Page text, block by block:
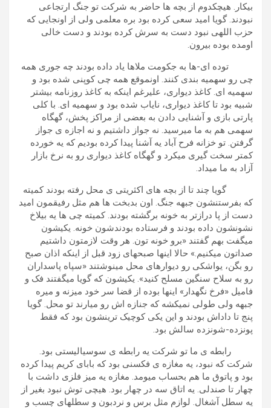
بیکار. هیچکدوم از بچه ها حاضر به شرکت تو جنگ ارتجاعی
نبودند. گویا امید سعی کرده بود بره معلمی ولی از اونجایی که
حزب اللهی نبود دست به سرش کرده بودند و دست خالی
اومده بوده بیرون.
توده ای-ها به جکومت ملاها یاد داده بودند چه جوری همه
چی رو سهمیه بندی کنند. اونموقع همه چی کوپنی شده بود و
سهمیه ای. کاغذ دیواری، علیرغم اینکه به کاغذ روزنامه بیشتر
شبیه بود تا کاغذ دیواری، نایاب شده بود و سهمیه ای. با کلی
پارتی بازی و آشنایی دادن به بعضی از مراکز پخش، گهگاه
سهمی هم به ما میرسید. نه جواز داشتیم و نه اجازه ی جواز
گرفتن. تو خزانه فرح آباد یه آشنا پیدا کرده بودیم که یه خورده
کمتر سخت گیری میکرد و گهگاه کاغذ دیواری رو به نرخ بازار
آزاد به ما میداد.
گویا چند تا از بچه های اکثریتی ی محل رفته بودند کمیته
که بفرستنشون جبهه جنگ. اون بدبخت ها هم مثل رفیقمون امید
دست از پا درازتر به خونه برگشته بودند. کمیته چی ها یه بیلاخ
نشونشون داده بودند و فرستاده بودندشون خونه. یکیشون
میگفت بهم گفتند «برو خونه تون. هر وقت لازمتون داشتیم
صداتون میکنیم.» حالا اینها صبحهای زود قبل از اینکه اذان صبح
رو بگن، یواشکی رو دیوارهای محل مینوشتند «سپاه پاسداران
رو به سلاح سنگین مسلح کنید». یکیشون که گویا میگفتند فک و
فامیل «فرخ نگهدار» اینها بوده از قضا سر خود میزنه و میره
جبهه ولی طولی نمیکشه که جنازه اش رو میارند تو محل. گویا
پنج تا داداش بودند و این یکی کوچیک ترینشون بود که فقط
پونزده-شونزده سالش بود.
رابطه ی ما تو شرکت یه رابطه ی سوسیالیستی بود.
شرکت که نبود، یه مغازه ی فکسنی بود که بابای کریم پیدا کرده
بود و پاتوق ما هم بحساب میومد. مغازه یه میز فلزی داشت با
چهار تا صندلی. یه اتاق سه در چهار بود. هیچی توش نبود بغیر از
یه سطل آشغال. لوازم مثل برس و نردبون و سطلهای چسب و